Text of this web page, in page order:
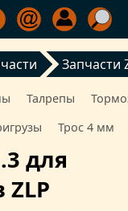
Запчасти
Талрепы
Трос 4 мм
для